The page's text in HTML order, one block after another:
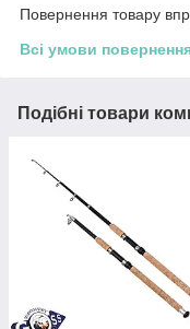
Повернення товару
Всі умови
Подібні товари